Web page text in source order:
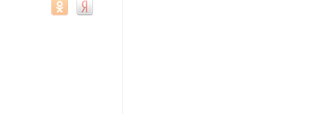
Login with Mail.ru
Login with Одноклассники
Login with Яндекс